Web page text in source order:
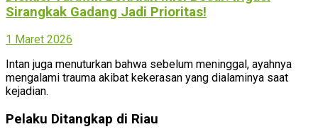
Sirangkak Gadang Jadi Prioritas!
1 Maret 2026
Intan juga menuturkan bahwa sebelum meninggal, ayahnya
mengalami trauma akibat kekerasan yang dialaminya saat
kejadian.
Pelaku Ditangkap di Riau